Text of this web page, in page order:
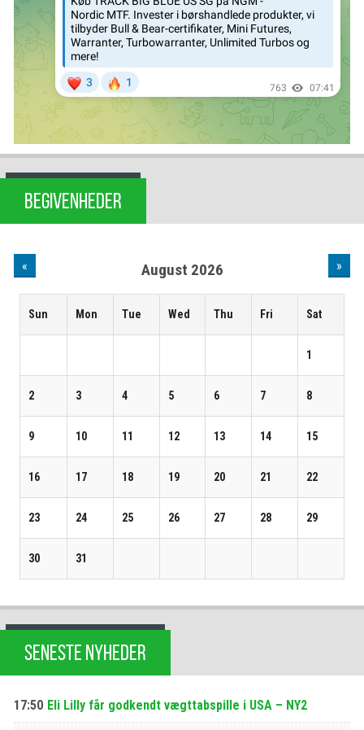
BEGIVENHEDER
« August 2026 »
Sun Mon Tue Wed Thu Fri Sat
1
2 3 4 5 6 7 8
9 10 11 12 13 14 15
16 17 18 19 20 21 22
23 24 25 26 27 28 29
30 31
SENESTE NYHEDER
17:50 Eli Lilly får godkendt vægttabspille i USA – NY2